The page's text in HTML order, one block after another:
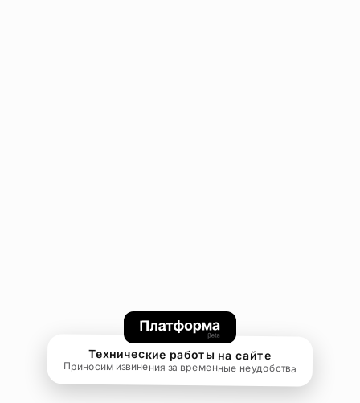
Технические работы на сайте
Приносим извинения за временные неудобства